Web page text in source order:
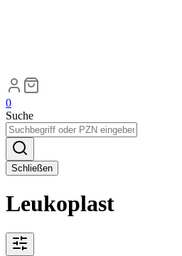
0
Suche
Schließen
Leukoplast